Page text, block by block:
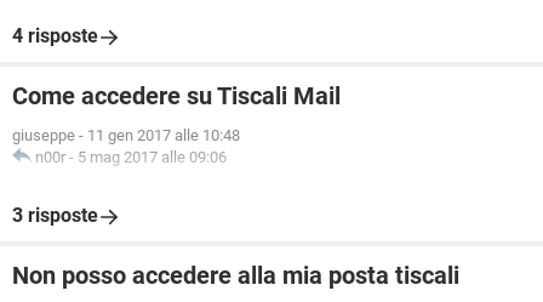
4 risposte
Come accedere su Tiscali Mail
giuseppe - 11 gen 2017 alle 10:48
n00r - 5 mag 2017 alle 09:06
3 risposte
Non posso accedere alla mia posta tiscali